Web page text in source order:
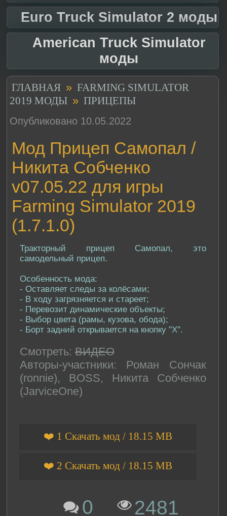
Euro Truck Simulator 2 моды
American Truck Simulator
моды
ГЛАВНАЯ » FARMING SIMULATOR
2019 МОДЫ » ПРИЦЕПЫ
Опубликовано 10.05.2022
Мод Прицеп Самопал /
Никита Собченко
v07.05.22 для игры
Farming Simulator 2019
(1.7.1.0)
Тракторный прицеп Самопал, это
самодельный прицеп.
Особенность мода:
- Оставляет следы за колёсами;
- В ходу загрязняется и стареет;
- Перевозит динамические объекты;
- Выбор цвета (рамы, кузова, обода);
- Борт задний открывается на кнопку "X".
Смотреть: ВИДЕО
Авторы-участники: Роман Сончак
(ronnie), BOSS, Никита Собченко
(JarviceOne)
❤️ 1 Скачать мод / 18.15 MB
❤️ 2 Скачать мод / 18.15 MB
0 2481